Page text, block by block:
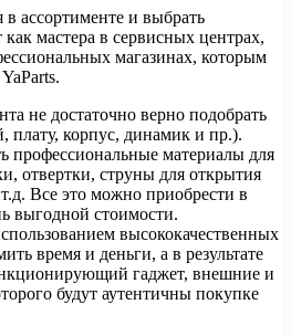
ассортименте и выбрать
мастера в сервисных центрах,
магазинах, которым
не достаточно верно подобрать
плату, корпус, динамик и пр.).
профессиональные материалы для
отвертки, струны для открытия
Все это можно приобрести в
выгодной стоимости.
высококачественных
время и деньги, а в результате
гаджет, внешние и
будут аутентичны покупке